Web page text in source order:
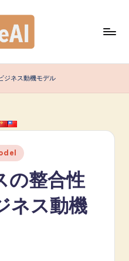
ジネス動機モデル
の整合性
ネス動機